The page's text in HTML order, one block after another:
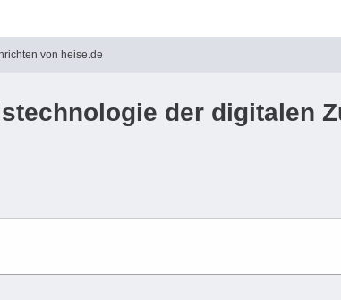
von heise.de
der digitalen